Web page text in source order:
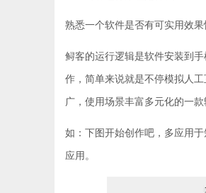
熟悉一个软件是否有可实用效
鲟客的运行逻辑是软件安装到
作，简单来说就是不停模拟人
广，使用场景丰富多元化的一
如：下图开始创作吧，多应用
应用。